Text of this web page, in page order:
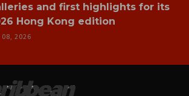
and first highlights for its
Hong Kong edition
08, 2026